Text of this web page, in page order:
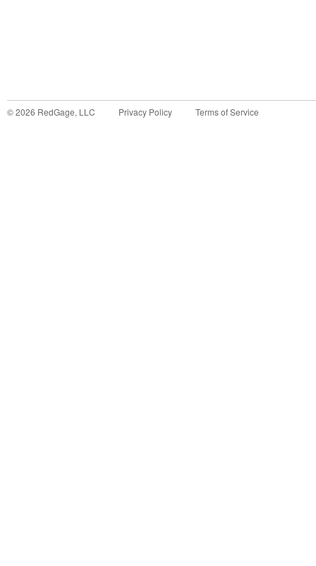
©2026 RedGage, LLC Privacy Policy Terms of Service